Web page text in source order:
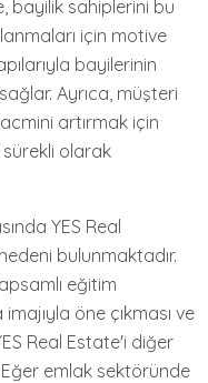
bayilik sahiplerini bu
için motive
bayilerinin
Ayrıca, müşteri
artırmak için
olarak
YES Real
bulunmaktadır.
eğitim
öne çıkması ve
Real Estate'i diğer
emlak sektöründe